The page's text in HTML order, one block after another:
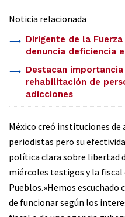
Noticia relacionada
Dirigente de la
denuncia deficiencia
Destacan
rehabilitación de
adicciones
México creó instituciones
periodistas pero su
política clara sobre libertad
miércoles testigos y la
Pueblos.»Hemos escuchado
de funcionar según los